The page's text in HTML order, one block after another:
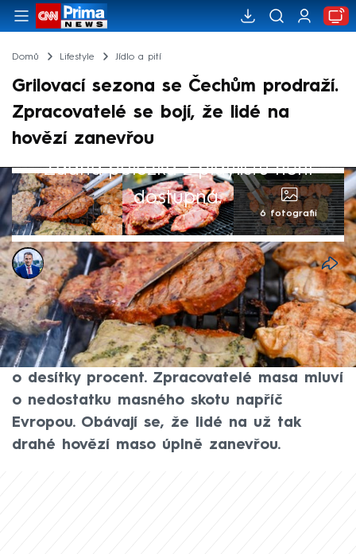
Domů Lifestyle Jídlo a pití
Grilovací sezona se Čechům prodraží.
Zpracovatelé se bojí, že lidé na
hovězí zanevřou
Žádná položka z playlistu není
dostupná.
6 fotografií
Jan Krejsa
11. kvě 2025, 11:12
Grilovací sezona klepe na dveře. To je jistě
pozitivní zpráva. Ta negativní je, že hovězí
výrazně zdražuje. Některé části meziročně
o desítky procent. Zpracovatelé masa mluví
o nedostatku masného skotu napříč
Evropou. Obávají se, že lidé na už tak
drahé hovězí maso úplně zanevřou.